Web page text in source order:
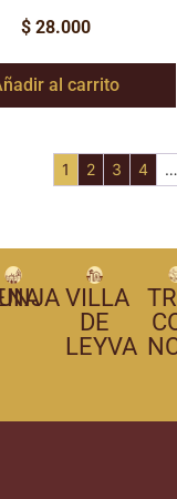
$28.000
al carrito
1 2 3 4 …
VILLA
DE
LEYVA